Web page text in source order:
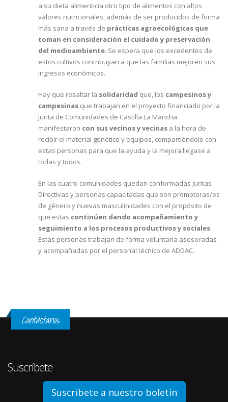
a su dieta alimenticia otro tipo de alimentos con altos
valores nutricionales, además de ser producidos de forma
más sana a través de prácticas agroecológicas que
toman en consideración el cuidado y preservación
del medioambiente. Se espera que los excedentes de
estos cultivos contribuyan a que las familias mejoren sus
ingresos económicos.
Hay que resaltar la solidaridad que, los campesinos y
campesinas que trabajan en el proyecto financiado por la
Junta de Comunidades de Castilla La Mancha
manifestaron con sus vecinos y vecinas a la hora de
recibir el material genético y equipos, compartiéndolo con
estas personas para que la ayuda y la mejora llegase a
todas y todos.
En las cuatro comunidades quedan conformadas Juntas
Directivas y personas capacitadas que son promotoras/es
de género y nuevas masculinidades con el propósito de
que estas continúen dando acompañamiento y
seguimiento a los procesos productivos y sociales.
Estas personas trabajan de forma voluntaria asesoradas
y acompañadas por el personal técnico de ADDAC.
Contáctanos
Suscríbete
Suscríbete a nuestro boletín